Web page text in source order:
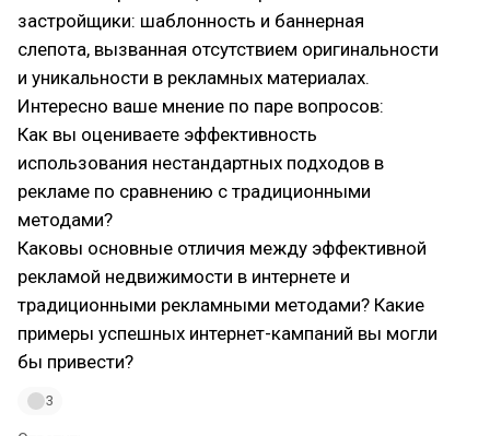
застройщики: шаблонность и баннерная
слепота, вызванная отсутствием оригинальности
и уникальности в рекламных материалах.
Интересно ваше мнение по паре вопросов:
Как вы оцениваете эффективность
использования нестандартных подходов в
рекламе по сравнению с традиционными
методами?
Каковы основные отличия между эффективной
рекламой недвижимости в интернете и
традиционными рекламными методами? Какие
примеры успешных интернет-кампаний вы могли
бы привести?
3